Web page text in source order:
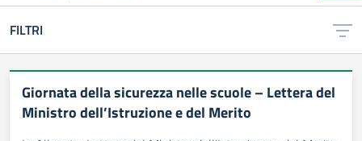
FILTRI
Giornata della sicurezza nelle scuole – Lettera del
Ministro dell’Istruzione e del Merito